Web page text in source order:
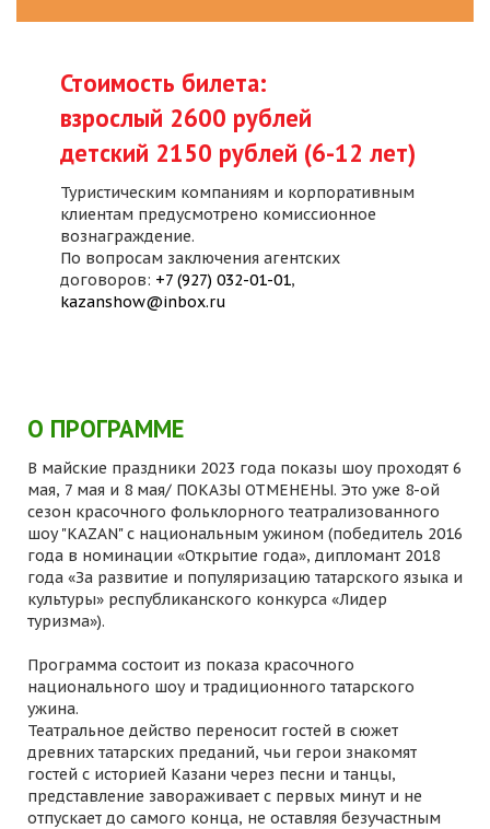
Стоимость билета:
взрослый 2600 рублей
детский 2150 рублей (6-12 лет)
Туристическим компаниям и корпоративным
клиентам предусмотрено комиссионное
вознаграждение.
По вопросам заключения агентских
договоров: +7 (927) 032-01-01,
kazanshow@inbox.ru
О ПРОГРАММЕ
В майские праздники 2023 года показы шоу проходят 6
мая, 7 мая и 8 мая/ ПОКАЗЫ ОТМЕНЕНЫ. Это уже 8-ой
сезон красочного фольклорного театрализованного
шоу "KAZAN" с национальным ужином (победитель 2016
года в номинации «Открытие года», дипломант 2018
года «За развитие и популяризацию татарского языка и
культуры» республиканского конкурса «Лидер
туризма»).
Программа состоит из показа красочного
национального шоу и традиционного татарского
ужина.
Театральное действо переносит гостей в сюжет
древних татарских преданий, чьи герои знакомят
гостей с историей Казани через песни и танцы,
представление завораживает с первых минут и не
отпускает до самого конца, не оставляя безучастным